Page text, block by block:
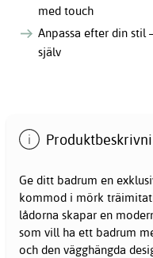
med touch
Anpassa efter din
själv
Ge ditt badrum en
kommod i mörk
lådorna skapar en
som vill ha ett badrum
och den vägghängda